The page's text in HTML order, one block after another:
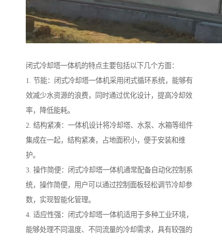
闭式冷却塔一体机的特点主要包括以下几个方面：
1. 节能：闭式冷却塔一体机采用闭式循环系统，能够有
效减少水资源的浪费，同时通过优化设计，提高冷却效
率，降低能耗。
2. 结构紧凑：一体机设计将冷却塔、水泵、水箱等组件
集成在一起，结构紧凑，占地面积小，便于安装和维
护。
3. 操作简便：闭式冷却塔一体机通常配备自动化控制系
统，操作简便，用户可以通过控制面板轻松调节冷却参
数，实现智能化管理。
4. 适应性强：闭式冷却塔一体机适用于多种工业环境，
能够处理不同温度、不同流量的冷却需求，具有较强的